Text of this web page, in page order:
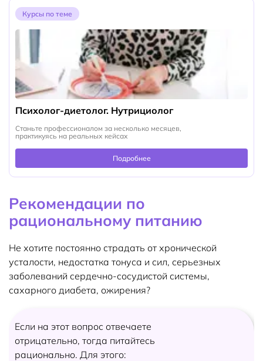
Курсы по теме
Психолог-диетолог. Нутрициолог
Станьте профессионалом за несколько месяцев,
практикуясь на реальных кейсах
Подробнее
Рекомендации по
рациональному питанию
Не хотите постоянно страдать от хронической
усталости, недостатка тонуса и сил, серьезных
заболеваний сердечно-сосудистой системы,
сахарного диабета, ожирения?
Если на этот вопрос отвечаете
отрицательно, тогда питайтесь
рационально. Для этого: